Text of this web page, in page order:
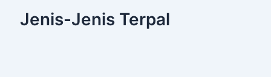
Jenis-Jenis Terpal